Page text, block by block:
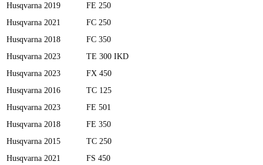
Husqvarna 2019
FE 250
Husqvarna 2021
FC 250
Husqvarna 2018
FC 350
Husqvarna 2023
TE 300 IKD
Husqvarna 2023
FX 450
Husqvarna 2016
TC 125
Husqvarna 2023
FE 501
Husqvarna 2018
FE 350
Husqvarna 2015
TC 250
Husqvarna 2021
FS 450